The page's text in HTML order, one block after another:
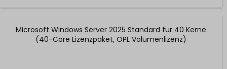
Microsoft Windows Server 2025 Standard für 40 Kerne
(40-Core Lizenzpaket, OPL Volumenlizenz)